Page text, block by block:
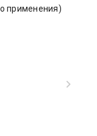
применения)